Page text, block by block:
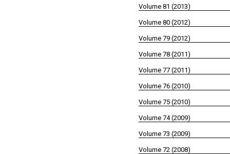
Volume 81 (2013)
Volume 80 (2012)
Volume 79 (2012)
Volume 78 (2011)
Volume 77 (2011)
Volume 76 (2010)
Volume 75 (2010)
Volume 74 (2009)
Volume 73 (2009)
Volume 72 (2008)